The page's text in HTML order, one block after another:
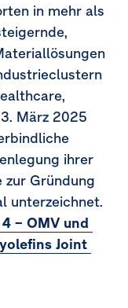
in mehr als
3. März 2025
ihrer
zur Gründung
unterzeichnet.
– OMV und
Joint